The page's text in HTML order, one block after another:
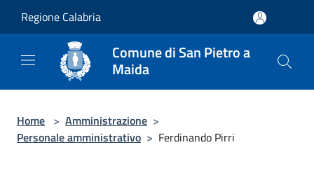
Regione Calabria
Comune di San Pietro a
Maida
Home > Amministrazione >
Personale amministrativo > Ferdinando Pirri